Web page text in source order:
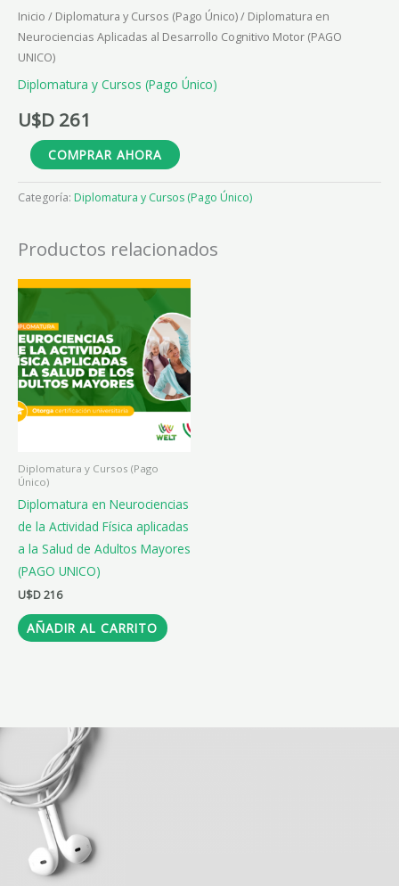
Inicio / Diplomatura y Cursos (Pago Único)/ Diplomatura en
Neurociencias Aplicadas al Desarrollo Cognitivo Motor (PAGO
UNICO)
Diplomatura y Cursos (Pago Único)
U$D 261
cantidad
COMPRAR AHORA
Categoría: Diplomatura y Cursos (Pago Único)
Productos relacionados
Diplomatura y Cursos (Pago
Único)
Diplomatura en Neurociencias
de la Actividad Física aplicadas
a la Salud de Adultos Mayores
(PAGO UNICO)
U$D216
AÑADIR AL CARRITO